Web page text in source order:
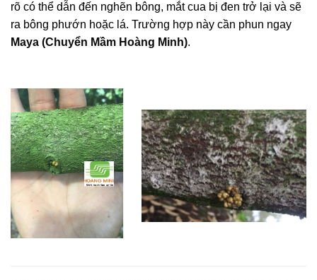
rõ có thể dẫn đến nghẽn bông, mắt cua bị đen trở lại và sẽ
ra bông phướn hoặc lá. Trường hợp này cần phun ngay
Maya (Chuyển Mầm Hoàng Minh).